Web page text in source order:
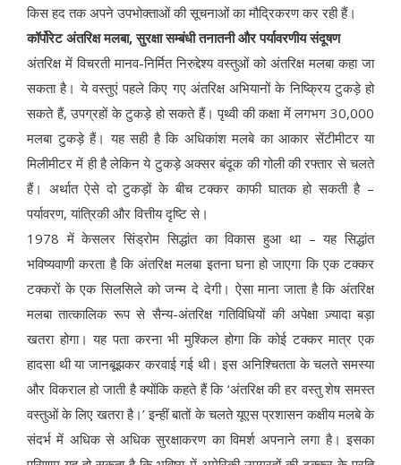
किस हद तक अपने उपभोक्ताओं की सूचनाओं का मौद्रिकरण कर रही हैं।
कॉर्पोरेट अंतरिक्ष मलबा, सुरक्षा सम्बंधी तनातनी और पर्यावरणीय संदूषण
अंतरिक्ष में विचरती मानव-निर्मित निरुद्देश्य वस्तुओं को अंतरिक्ष मलबा कहा जा
सकता है। ये वस्तुएं पहले किए गए अंतरिक्ष अभियानों के निष्क्रिय टुकड़े हो
सकते हैं, उपग्रहों के टुकड़े हो सकते हैं। पृथ्वी की कक्षा में लगभग 30,000
मलबा टुकड़े हैं। यह सही है कि अधिकांश मलबे का आकार सेंटीमीटर या
मिलीमीटर में ही है लेकिन ये टुकड़े अक्सर बंदूक की गोली की रफ्तार से चलते
हैं। अर्थात ऐसे दो टुकड़ों के बीच टक्कर काफी घातक हो सकती है –
पर्यावरण, यांत्रिकी और वित्तीय दृष्टि से।
1978 में केसलर सिंड्रोम सिद्धांत का विकास हुआ था – यह सिद्धांत
भविष्यवाणी करता है कि अंतरिक्ष मलबा इतना घना हो जाएगा कि एक टक्कर
टक्करों के एक सिलसिले को जन्म दे देगी। ऐसा माना जाता है कि अंतरिक्ष
मलबा तात्कालिक रूप से सैन्य-अंतरिक्ष गतिविधियों की अपेक्षा ज़्यादा बड़ा
खतरा होगा। यह पता करना भी मुश्किल होगा कि कोई टक्कर मात्र एक
हादसा थी या जानबूझकर करवाई गई थी। इस अनिश्चितता के चलते समस्या
और विकराल हो जाती है क्योंकि कहते हैं कि ‘अंतरिक्ष की हर वस्तु शेष समस्त
वस्तुओं के लिए खतरा है।’ इन्हीं बातों के चलते यूएस प्रशासन कक्षीय मलबे के
संदर्भ में अधिक से अधिक सुरक्षाकरण का विमर्श अपनाने लगा है। इसका